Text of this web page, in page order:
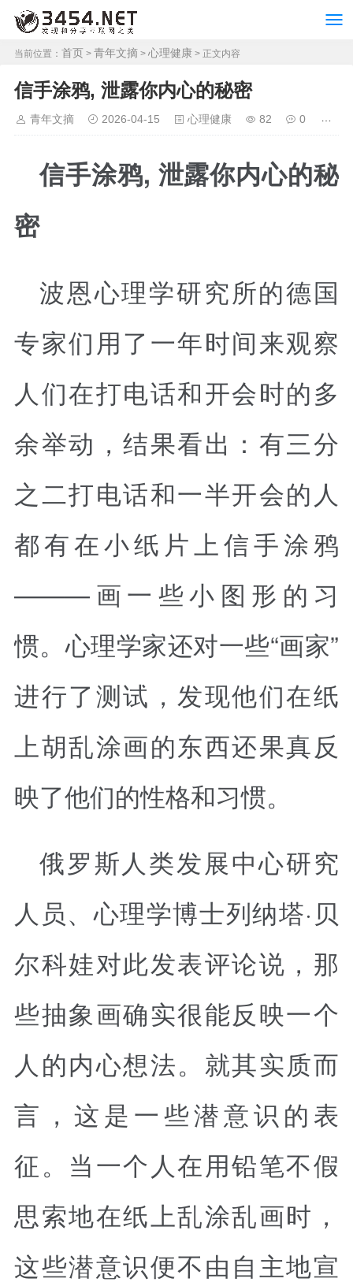
当前位置： 首页 > 青年文摘 > 心理健康 > 正文内容
信手涂鸦, 泄露你内心的秘密
青年文摘 2026-04-15 心理健康 82 0
信手涂鸦, 泄露你内心的秘
密
波恩心理学研究所的德国
专家们用了一年时间来观察
人们在打电话和开会时的多
余举动，结果看出：有三分
之二打电话和一半开会的人
都有在小纸片上信手涂鸦
———画一些小图形的习
惯。心理学家还对一些“画家”
进行了测试，发现他们在纸
上胡乱涂画的东西还果真反
映了他们的性格和习惯。
俄罗斯人类发展中心研究
人员、心理学博士列纳塔·贝
尔科娃对此发表评论说，那
些抽象画确实很能反映一个
人的内心想法。就其实质而
言，这是一些潜意识的表
征。当一个人在用铅笔不假
思索地在纸上乱涂乱画时，
这些潜意识便不由自主地宣